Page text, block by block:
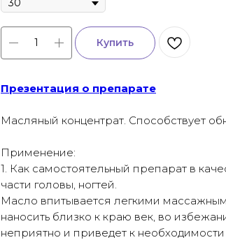
Купить
Презентация о препарате
Масляный концентрат. Способствует
Применение:
1. Как самостоятельный препарат в
части головы, ногтей.
Масло впитывается легкими
наносить близко к краю век, во
неприятно и приведет к